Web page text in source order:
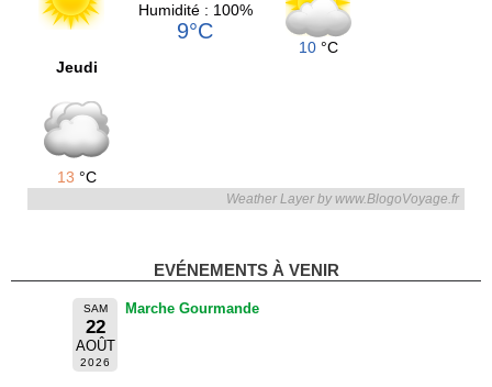
Humidité : 100%
9°C
10 °C
Jeudi
13 °C
Weather Layer by www.BlogoVoyage.fr
EVÉNEMENTS À VENIR
SAM
22
AOÛT
2026
Marche Gourmande